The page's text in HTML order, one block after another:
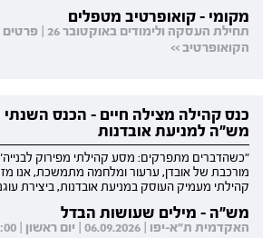
מקומי - קואופרטיב מטפלים
תחילת העסקה
הקואופרטיב >>
כנס קהילה מצילה חיים - הכנס
מש"ה למניעת אובדנות
"כשהדברים מתפרקים: מסע קהילתי מפירוק
מורכבת של אובדן, ערעור ומלחמה מתמשכת, אנו
קהילתי מעמיק העוסק במניעת אובדנות, ביצירת
מש"ה - מילים שעושות הבדל
האקדמית ת"א-יפו | 06.09.2026 | יום ראשון | 09:00-16:00